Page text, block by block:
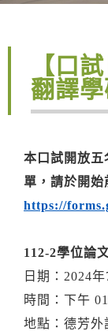
【口
翻譯
本口試開放五
單，請於開始
https://
112-2學位論
日期：2024
時間：下午
地點：德芳外